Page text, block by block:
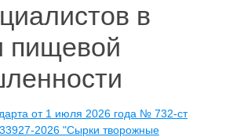
в
пищевой
от 1 июля 2026 года № 732-ст
2026 "Сырки творожные